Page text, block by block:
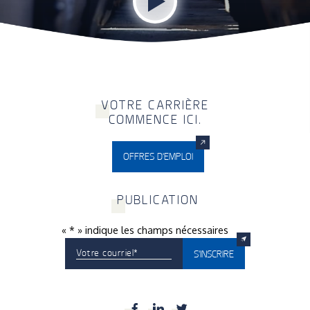
PUBLICATION
« * » indique les champs nécessaires
Votre courriel* S'INSCRIRE
FacebookLinkedInTwitter
VOTRE CARRIÈRE
COMMENCE ICI.
OFFRES D'EMPLOI